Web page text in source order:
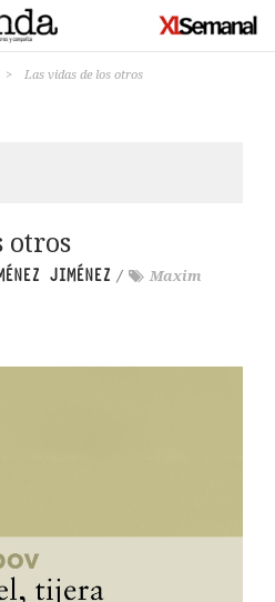
> Las vidas de los otros
otros
JIMÉNEZ /
Maxim